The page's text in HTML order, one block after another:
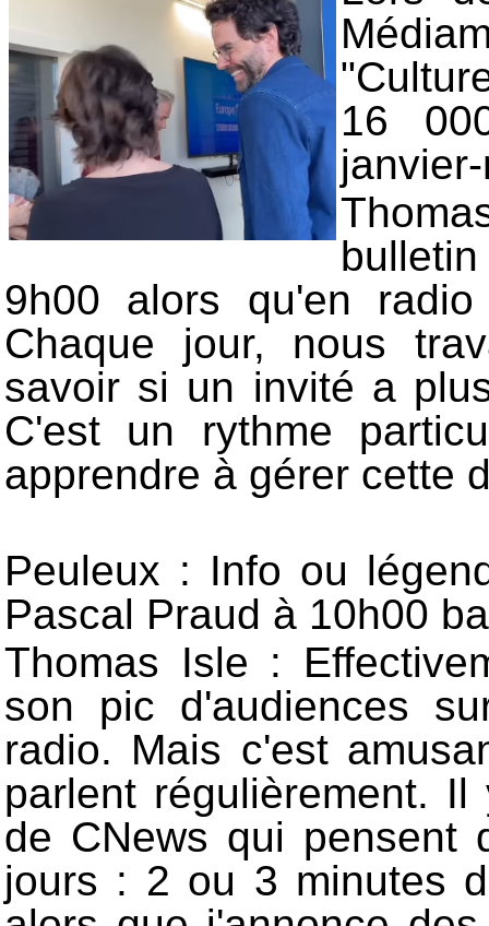
16
9h00 alors qu'en
Chaque jour, nous
savoir si un invité a
C'est un rythme
apprendre à gérer cette
Peuleux : Info ou
Pascal Praud à 10h00
Thomas Isle :
son pic d'audiences
radio. Mais c'est
parlent régulièrement.
de CNews qui
jours : 2 ou 3 minutes